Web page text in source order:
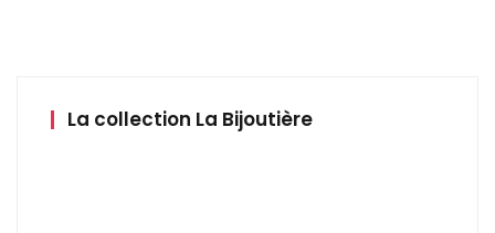
La collection La Bijoutière